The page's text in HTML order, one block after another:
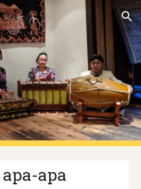
Skip to navigation
apa